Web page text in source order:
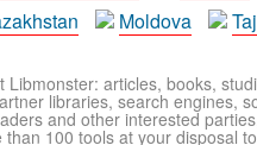
Moldova
articles, books,
libraries, search engines,
and other interested
100 tools at your disposal